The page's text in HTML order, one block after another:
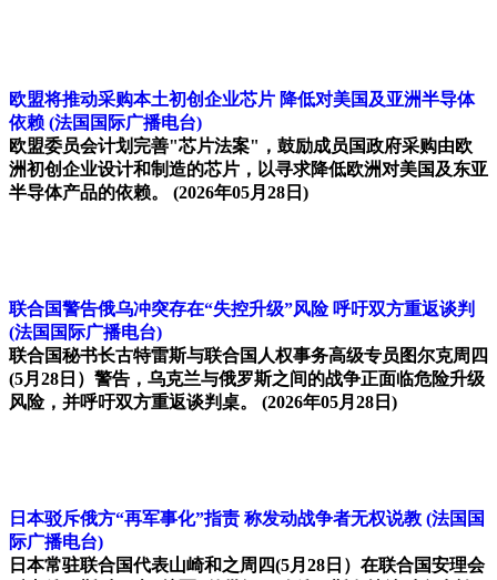
欧盟将推动采购本土初创企业芯片 降低对美国及亚洲半导体
依赖 (法国国际广播电台)
欧盟委员会计划完善"芯片法案"，鼓励成员国政府采购由欧
洲初创企业设计和制造的芯片，以寻求降低欧洲对美国及东亚
半导体产品的依赖。 (2026年05月28日)
联合国警告俄乌冲突存在“失控升级”风险 呼吁双方重返谈判
(法国国际广播电台)
联合国秘书长古特雷斯与联合国人权事务高级专员图尔克周四
(5月28日）警告，乌克兰与俄罗斯之间的战争正面临危险升级
风险，并呼吁双方重返谈判桌。 (2026年05月28日)
日本驳斥俄方“再军事化”指责 称发动战争者无权说教 (法国国
际广播电台)
日本常驻联合国代表山崎和之周四(5月28日）在联合国安理会